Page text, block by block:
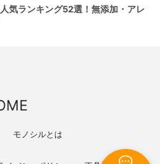
気ランキング52選！無添加・アレ
モノシルとは